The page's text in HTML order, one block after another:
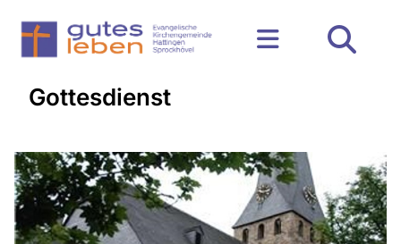
Gottesdienst